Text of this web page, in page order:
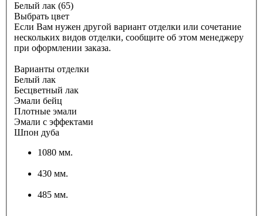
Белый лак (65)
Выбрать цвет
Если Вам нужен другой вариант отделки или сочетание
нескольких видов отделки, сообщите об этом менеджеру
при оформлении заказа.
Варианты отделки
Белый лак
Бесцветный лак
Эмали бейц
Плотные эмали
Эмали с эффектами
Шпон дуба
1080 мм.
430 мм.
485 мм.